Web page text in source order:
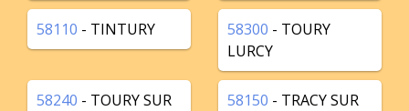
58110 - TINTURY 58300 - TOURY
LURCY
58240 - TOURY SUR
58150 - TRACY SUR